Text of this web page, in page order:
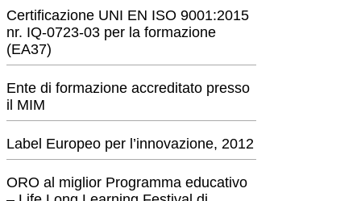
Certificazione UNI EN ISO 9001:2015
nr. IQ-0723-03 per la formazione
(EA37)
Ente di formazione accreditato presso
il MIM
Label Europeo per l’innovazione, 2012
ORO al miglior Programma educativo